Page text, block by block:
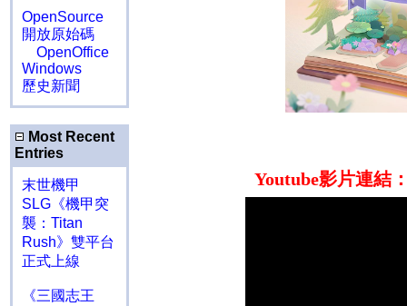
OpenSource
開放原始碼
OpenOffice
Windows
歷史新聞
Most Recent
Entries
末世機甲
SLG《機甲突
襲：Titan
Rush》雙平台
正式上線
《三國志王
Youtube影片連結